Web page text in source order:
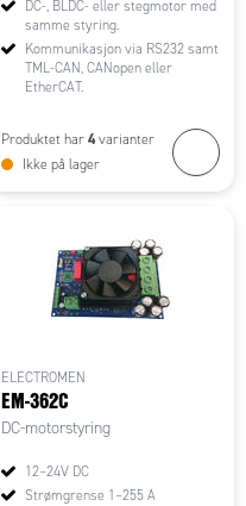
DC-, BLDC- eller stegmotor med
samme styring.
Kommunikasjon via RS232 samt
TML-CAN, CANopen eller
EtherCAT.
Produktet har 4varianter
Ikke på lager
ELECTROMEN
EM-362C
DC-motorstyring
12–24V DC
Strømgrense 1–255 A